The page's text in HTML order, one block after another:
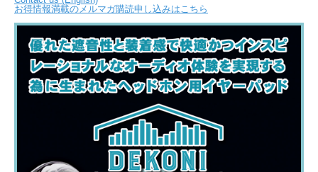
お得情報満載のメルマガ購読申し込みはこちら